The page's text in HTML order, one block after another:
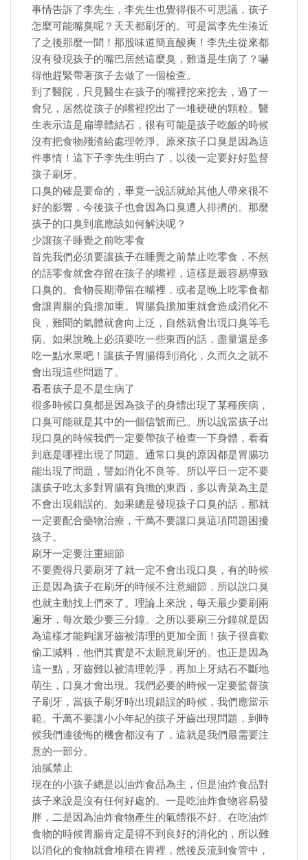
事情告訴了李先生，李先生也覺得很不可思議，孩子
怎麼可能嘴臭呢？天天都刷牙的。可是當李先生湊近
了之後那麼一聞！那股味道簡直酸爽！李先生從來都
沒有發現孩子的嘴巴居然這麼臭，難道是生病了？嚇
得他趕緊帶著孩子去做了一個檢查。
到了醫院，只見醫生在孩子的嘴裡挖來挖去，過了一
會兒，居然從孩子的嘴裡挖出了一堆硬硬的顆粒。醫
生表示這是扁導體結石，很有可能是孩子吃飯的時候
沒有把食物殘渣給處理乾淨。原來孩子口臭是因為這
件事情！這下子李先生明白了，以後一定要好好監督
孩子刷牙。
口臭的確是要命的，畢竟一說話就給其他人帶來很不
好的影響，今後孩子也會因為口臭遭人排擠的。那麼
孩子的口臭到底應該如何解決呢？
少讓孩子睡覺之前吃零食
首先我們必須要讓孩子在睡覺之前禁止吃零食，不然
的話零食就會存留在孩子的嘴裡，這樣是最容易導致
口臭的。食物長期滯留在嘴裡，或者是晚上吃零食都
會讓胃腸的負擔加重。胃腸負擔加重就會造成消化不
良，難聞的氣體就會向上泛，自然就會出現口臭等毛
病。如果說晚上必須要吃一些東西的話，盡量還是多
吃一點水果吧！讓孩子胃腸得到消化，久而久之就不
會出現這些問題了。
看看孩子是不是生病了
很多時候口臭都是因為孩子的身體出現了某種疾病，
口臭可能就是其中的一個信號而已。所以說當孩子出
現口臭的時候我們一定要帶孩子檢查一下身體，看看
到底是哪裡出現了問題。通常口臭的原因都是胃腸功
能出現了問題，譬如消化不良等。所以平日一定不要
讓孩子吃太多對胃腸有負擔的東西，多以青菜為主是
不會出現錯誤的。如果總是發現孩子口臭的話，那就
一定要配合藥物治療，千萬不要讓口臭這項問題困擾
孩子。
刷牙一定要注重細節
不要覺得只要刷牙了就一定不會出現口臭，有的時候
正是因為孩子在刷牙的時候不注意細節，所以說口臭
也就主動找上們來了。理論上來說，每天最少要刷兩
遍牙，每次最少要三分鐘。之所以要刷三分鐘就是因
為這樣才能夠讓牙齒被清理的更加全面！孩子很喜歡
偷工減料，他們其實是不太願意刷牙的。也正是因為
這一點，牙齒難以被清理乾淨，再加上牙結石不斷地
萌生，口臭才會出現。我們必要的時候一定要監督孩
子刷牙，當孩子刷牙時出現錯誤的時候，我們應當示
範。千萬不要讓小小年紀的孩子牙齒出現問題，到時
候我們連後悔的機會都沒有了，這就是我們最需要注
意的一部分。
油膩禁止
現在的小孩子總是以油炸食品為主，但是油炸食品對
孩子來說是沒有任何好處的。一是吃油炸食物容易發
胖，二是因為油炸食物產生的氣體很不好。在吃油炸
食物的時候胃腸肯定是得不到良好的消化的，所以難
以消化的食物就會堆積在胃裡，然後反流到食管中，